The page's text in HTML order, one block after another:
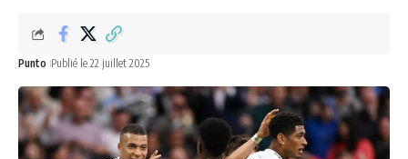
Punto Publié le 22 juillet 2025